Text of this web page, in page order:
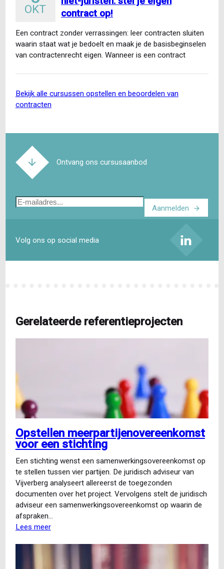
OKT
contract op!
Een contract zonder verrassingen: leer contracten sluiten
waarin staat wat je bedoelt en maak je de basisbeginselen
van contractenrecht eigen. Wanneer is een contract
bekijk alle cursussen opstellen en beoordelen van
contracten
Ontvang ons cursusaanbod
E-
Aanmelden
Volg ons op social media
Gerelateerde referentieprojecten
Opstellen meerpartijenovereenkomst
voor een stichting
Een stichting wenst een samenwerkingsovereenkomst op
te stellen tussen vier partijen. De juridisch adviseur van
Vijverberg analyseert allereerst de toegezonden
documenten over het project. Vervolgens stelt de juridisch
adviseur een samenwerkingsovereenkomst op waarin de
afspraken…
Lees meerover
meerpartijenovereenkomst